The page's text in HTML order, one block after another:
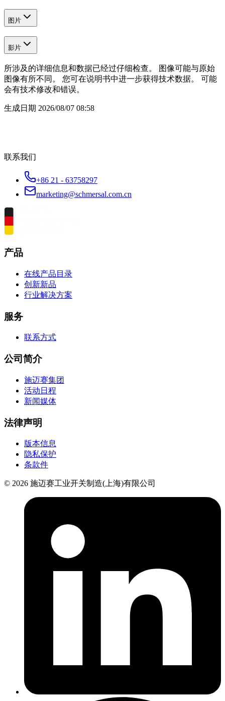
图片
影片
所涉及的详细信息和数据已经过仔细检查。 图像可能与原始
图像有所不同。 您可在说明书中进一步获得技术数据。 可能
会有技术修改和错误。
生成日期 2026/08/07 08:58
联系我们
+86 21 - 63758297
marketing@schmersal.com.cn
产品
在线产品目录
创新新品
行业解决方案
服务
联系方式
公司简介
施迈赛集团
活动日程
新闻媒体
法律声明
版本信息
隐私保护
条款件
© 2026 施迈赛工业开关制造(上海)有限公司